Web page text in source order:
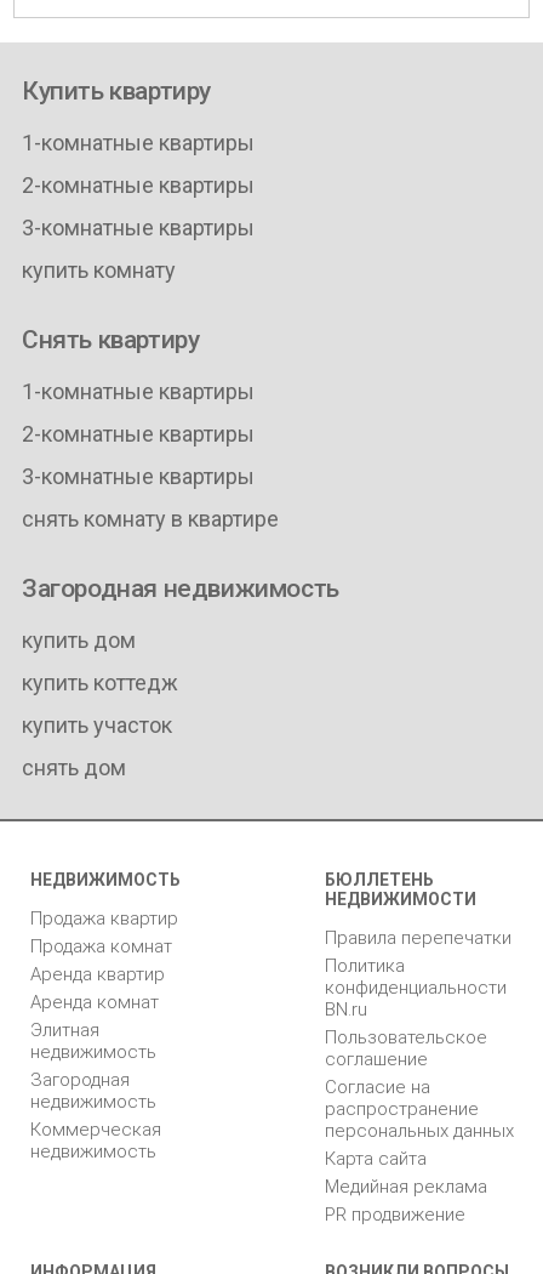
Купить квартиру
1-комнатные квартиры
2-комнатные квартиры
3-комнатные квартиры
купить комнату
Снять квартиру
1-комнатные квартиры
2-комнатные квартиры
3-комнатные квартиры
снять комнату в квартире
Загородная недвижимость
купить дом
купить коттедж
купить участок
снять дом
НЕДВИЖИМОСТЬ
Продажа квартир
Продажа комнат
Аренда квартир
Аренда комнат
Элитная
недвижимость
Загородная
недвижимость
Коммерческая
недвижимость
БЮЛЛЕТЕНЬ
НЕДВИЖИМОСТИ
Правила перепечатки
Политика
конфиденциальности
BN.ru
Пользовательское
соглашение
Согласие на
распространение
персональных данных
Карта сайта
Медийная реклама
PR продвижение